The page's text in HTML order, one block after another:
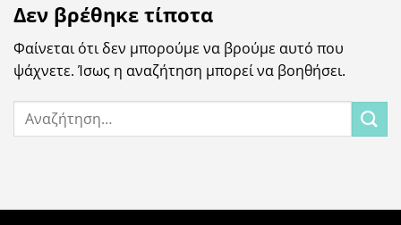
Δεν βρέθηκε τίποτα
Φαίνεται ότι δεν μπορούμε να βρούμε αυτό που
ψάχνετε. Ίσως η αναζήτηση μπορεί να βοηθήσει.